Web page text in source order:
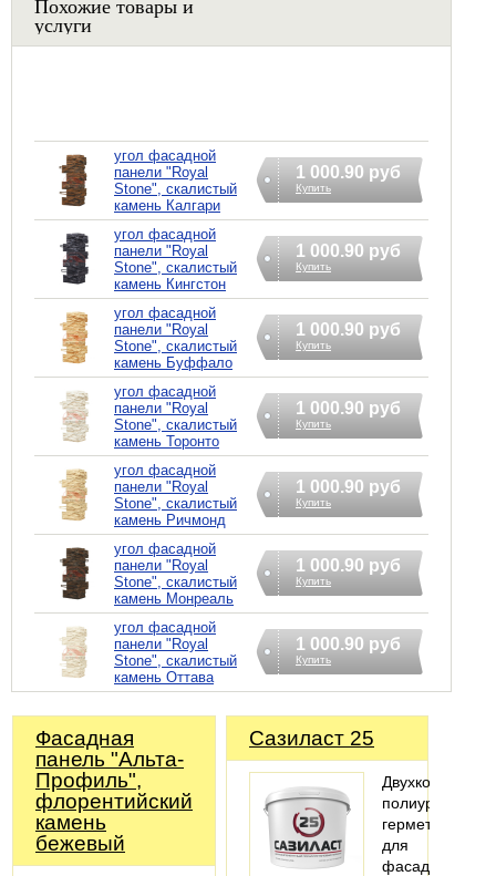
услуги
угол фасадной
панели "Royal
Stone", скалистый
камень Калгари
1 000.90 руб
Купить
угол фасадной
панели "Royal
Stone", скалистый
камень Кингстон
1 000.90 руб
Купить
угол фасадной
панели "Royal
Stone", скалистый
камень Буффало
1 000.90 руб
Купить
угол фасадной
панели "Royal
Stone", скалистый
камень Торонто
1 000.90 руб
Купить
угол фасадной
панели "Royal
Stone", скалистый
камень Ричмонд
1 000.90 руб
Купить
угол фасадной
панели "Royal
Stone", скалистый
камень Монреаль
1 000.90 руб
Купить
угол фасадной
панели "Royal
Stone", скалистый
камень Оттава
1 000.90 руб
Купить
Фасадная
панель "Альта-
Профиль",
флорентийский
камень
бежевый
Сазиласт 25
герметик
для
фасадных